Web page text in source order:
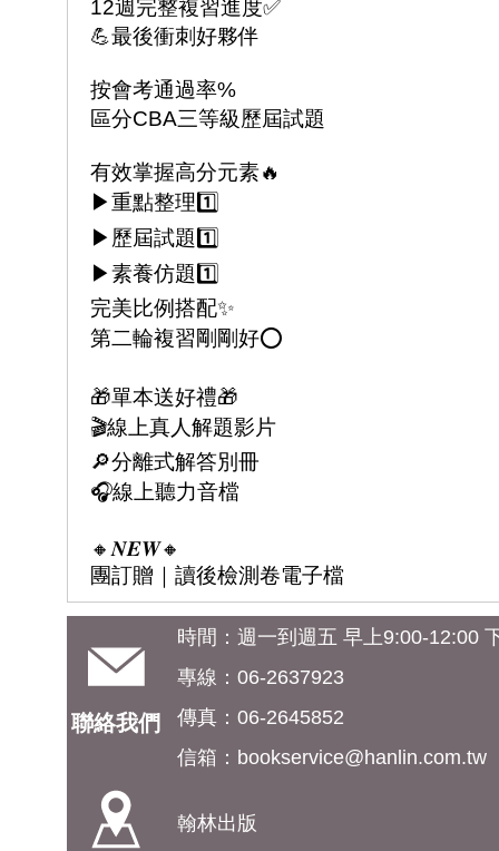
12週完整複習進度✅
💪最後衝刺好夥伴
按會考通過率%
區分CBA三等級歷屆試題
有效掌握高分元素🔥
▶︎重點整理1️⃣
▶︎歷屆試題1️⃣
▶︎素養仿題1️⃣
完美比例搭配✨
第二輪複習剛剛好⭕
🎁單本送好禮🎁
🎬線上真人解題影片
🔎分離式解答別冊
🎧線上聽力音檔
🔸𝑵𝑬𝑾🔸
團訂贈｜讀後檢測卷電子檔
聯絡我們
時間：週一到週五 早上9:00-12:00
專線：06-2637923
傳真：06-2645852
信箱： bookservice@hanlin.com.tw
翰林出版